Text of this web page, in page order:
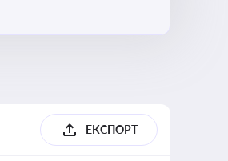
ЕКСПОРТ